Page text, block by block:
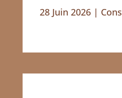
28 Juin 2026|